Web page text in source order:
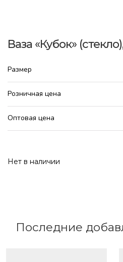
Ваза «Кубок»
Размер
Розничная цена
Оптовая цена
Нет в наличии
Последние